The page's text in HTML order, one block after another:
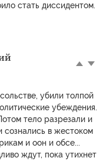
стать диссидентом.
убили толпой
убеждения.
тело разрезали и
сознались в жестоком
и оон и обсе...
ждут, пока утихнет